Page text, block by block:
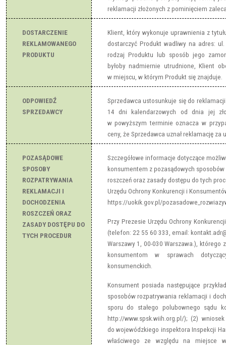
reklamacji złożonych z pominięciem
DOSTARCZENIE
REKLAMOWANEGO
PRODUKTU
Klient, który wykonuje uprawnienia z
dostarczyć Produkt wadliwy na adres:
rodzaj Produktu lub sposób jego
byłoby nadmiernie utrudnione, Klient
w miejscu, w którym Produkt się znajduje.
ODPOWIEDŹ
SPRZEDAWCY
Sprzedawca ustosunkuje się do
14 dni kalendarzowych od dnia jej
w powyższym terminie oznacza w
ceny, że Sprzedawca uznał reklamację za
POZASĄDOWE
SPOSOBY
ROZPATRYWANIA
REKLAMACJI I
DOCHODZENIA
ROSZCZEŃ ORAZ
ZASADY DOSTĘPU DO
TYCH PROCEDUR
Szczegółowe informacje dotyczące
konsumentem z pozasądowych
roszczeń oraz zasady dostępu do tych
Urzędu Ochrony Konkurencji i
https://uokik.gov.pl/
Przy Prezesie Urzędu Ochrony
(telefon: 22 55 60 333, email:
Warszawy 1, 00-030 Warszawa.),
konsumentom w sprawach
konsumenckich.
Konsument posiada następujące
sposobów rozpatrywania reklamacji i
sporu do stałego polubownego sądu
http://www.spsk.wiih.org.pl/); (2)
do wojewódzkiego inspektora Inspekcji
właściwego ze względu na miejsce